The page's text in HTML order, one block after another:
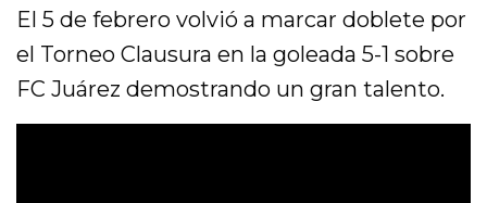
El 5 de febrero volvió a marcar doblete por
el Torneo Clausura en la goleada 5-1 sobre
FC Juárez demostrando un gran talento.